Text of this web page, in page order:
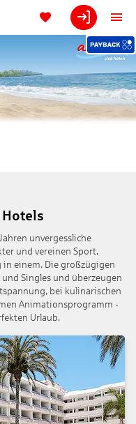
unvergessliche
und vereinen Sport,
in einem. Die großzügigen
Singles und überzeugen
bei kulinarischen
Animationsprogramm -
Urlaub.